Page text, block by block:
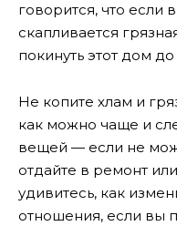
говорится, что если
скапливается
покинуть этот дом
Не копите хлам и
как можно чаще и
вещей — если не
отдайте в ремонт
удивитесь, как
отношения, если вы